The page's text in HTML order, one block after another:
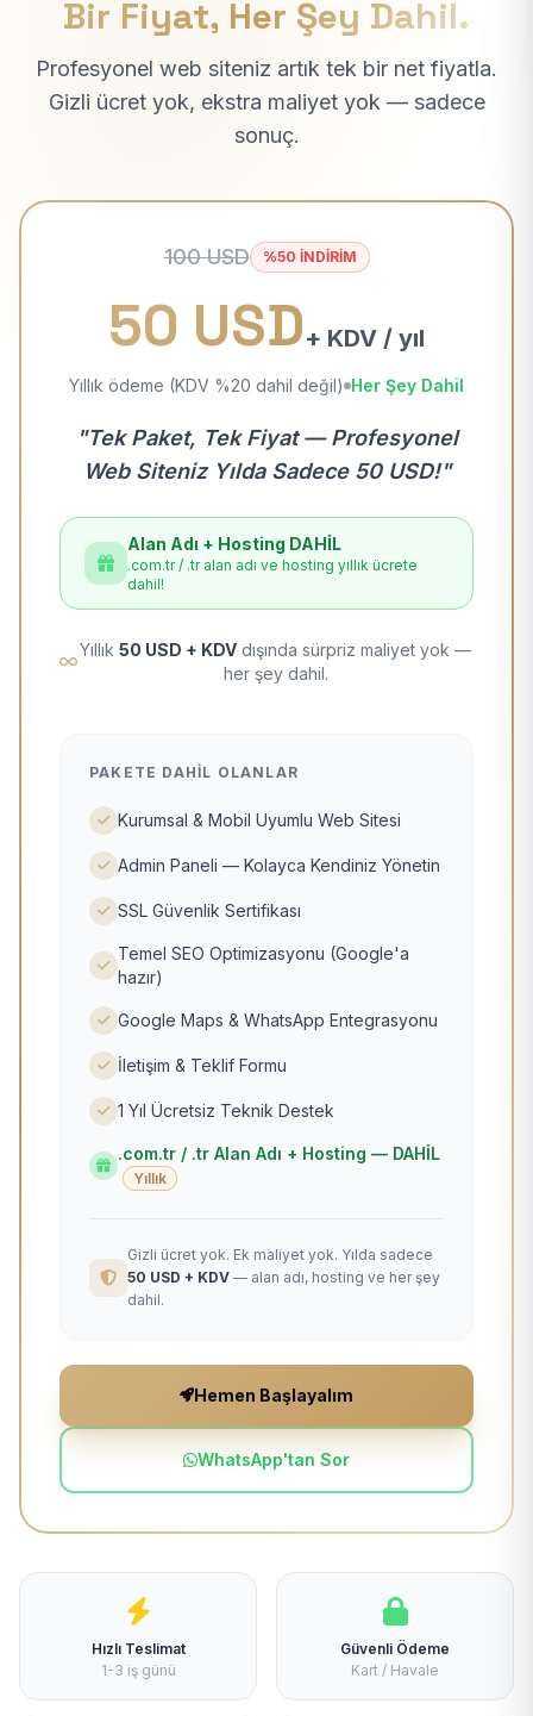
Bir Fiyat, Her Şey Dahil.
Profesyonel web siteniz artık tek bir net fiyatla.
Gizli ücret yok, ekstra maliyet yok — sadece
sonuç.
100 USD %50 İNDİRİM
50 USD+ KDV / yıl
Yıllık ödeme (KDV %20 dahil değil) Her Şey Dahil
"Tek Paket, Tek Fiyat — Profesyonel
Web Siteniz Yılda Sadece 50 USD!"
Alan Adı + Hosting DAHİL
.com.tr / .tr alan adı ve hosting yıllık ücrete
dahil!
Yıllık 50 USD + KDV dışında sürpriz maliyet yok —
her şey dahil.
PAKETE DAHIL OLANLAR
Kurumsal & Mobil Uyumlu Web Sitesi
Admin Paneli — Kolayca Kendiniz Yönetin
SSL Güvenlik Sertifikası
Temel SEO Optimizasyonu (Google'a
hazır)
Google Maps & WhatsApp Entegrasyonu
İletişim & Teklif Formu
1 Yıl Ücretsiz Teknik Destek
.com.tr / .tr Alan Adı + Hosting — DAHİL
Yıllık
Gizli ücret yok. Ek maliyet yok. Yılda sadece
50 USD + KDV — alan adı, hosting ve her şey
dahil.
Hemen Başlayalım
WhatsApp'tan Sor
Hızlı Teslimat
1-3 iş günü
Güvenli Ödeme
Kart / Havale